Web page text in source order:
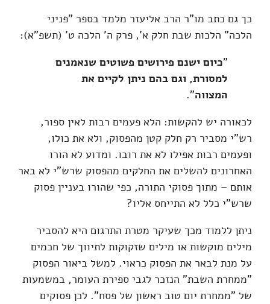
כך גם כתב מו"ר הרב אליעזר מלמד בספר "פניני
הלכה" הלכות שבת חלק א', פרק ה' הלכה ט' (תשפ"א):
"כיום ישנם פירושים פשוטים שנאמנים
למסורת, וגם בהם ניתן לקיים את
המצווה".
לכאורה יש להקשות: הלא פעמים רבות לאין ספור,
רש"י מסביר רק חלק קטן מהפסוק, ולא את כולו,
ופעמים רבות אפילו לא את רובו. ומדוע לא הורו
האחרונים להשלים את החלקים מהפסוק שרש"י לא באר
אותם – מתוך פסוקי התורה, כפי שהורו בעניין פסוק
שרש"י כלל לא התייחס אליו?
ניתן ללמוד מכך שעיקר מטרת התרגום היא להסביר
מילים מוקשות או מילים שזקוקות לתיווך של חכמים
על מנת לבאר את הפסוק כראוי. למשל ביאור הפסוק
"ממחרת השבת" הנזכר לגבי ספירת העומר, במשמעות
של "ממחרת יום טוב ראשון של פסח". לכן פסוקים